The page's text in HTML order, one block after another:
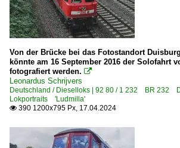
Eisenbahnerlebniszentrum
Eisenbahnmuseum Leipzig
Historischer Lokschuppen
Mecklenburgisches Eisenbahn-
Sächsisches Eisenbahnmuseum
Thüringer Eisenbahnverein e. V.,
Von der Brücke bei das Fotostandort
könnte am 16 September 2016 der Solofahrt
fotografiert werden. 
Leonardus Schrijvers
Deutschland / Dieselloks | 92 80 / 1 232 BR 232
Lokportraits 'Ludmilla'
 390 1200x795 Px, 17.04.2024